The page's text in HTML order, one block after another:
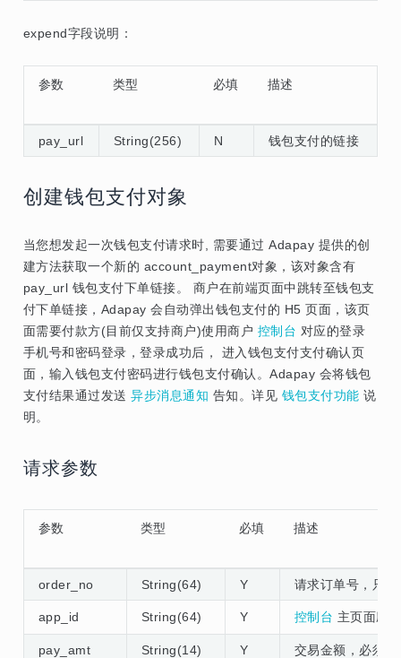
expend字段说明：
参数 类型 必填 描述
pay_url String(256) N 钱包支付的链接
创建钱包支付对象
当您想发起一次钱包支付请求时, 需要通过 Adapay 提供的创
建方法获取一个新的 account_payment对象，该对象含有
pay_url 钱包支付下单链接。 商户在前端页面中跳转至钱包支
付下单链接，Adapay 会自动弹出钱包支付的 H5 页面，该页
面需要付款方(目前仅支持商户)使用商户 控制台 对应的登录
手机号和密码登录，登录成功后， 进入钱包支付支付确认页
面，输入钱包支付密码进行钱包支付确认。Adapay 会将钱包
支付结果通过发送异步消息通知 告知。详见 钱包支付功能 说
明。
请求参数
参数 类型 必填 描述
order_no String(64) Y 请求订单号，只
app_id String(64) Y 控制台 主页面应
pay_amt String(14) Y 交易金额，必须